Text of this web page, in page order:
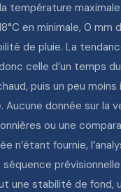
température
en minimale, 0 mm
de pluie. La
celle d’un temps
puis un peu
Aucune donnée sur la
ou une
n’étant fournie,
une stabilité de fond,